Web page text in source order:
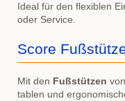
Ideal für den flexiblen
oder Service.
Score
Mit den Fußstützen von
tablen und